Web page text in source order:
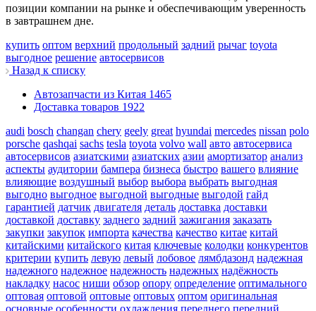
позиции компании на рынке и обеспечивающим уверенность
в завтрашнем дне.
купить оптом верхний продольный задний рычаг toyota
выгодное решение автосервисов
Назад к списку
Автозапчасти из Китая 1465
Доставка товаров 1922
audi bosch changan chery geely great hyundai mercedes nissan polo
porsche qashqai sachs tesla toyota volvo wall авто автосервиса
автосервисов азиатскими азиатских азии амортизатор анализ
аспекты аудитории бампера бизнеса быстро вашего влияние
влияющие воздушный выбор выбора выбрать выгодная
выгодно выгодное выгодной выгодные выгодой гайд
гарантией датчик двигателя деталь доставка доставки
доставкой доставку заднего задний зажигания заказать
закупки закупок импорта качества качество китае китай
китайскими китайского китая ключевые колодки конкурентов
критерии купить левую левый лобовое лямбдазонд надежная
надежного надежное надежность надежных надёжность
накладку насос ниши обзор опору определение оптимального
оптовая оптовой оптовые оптовых оптом оригинальная